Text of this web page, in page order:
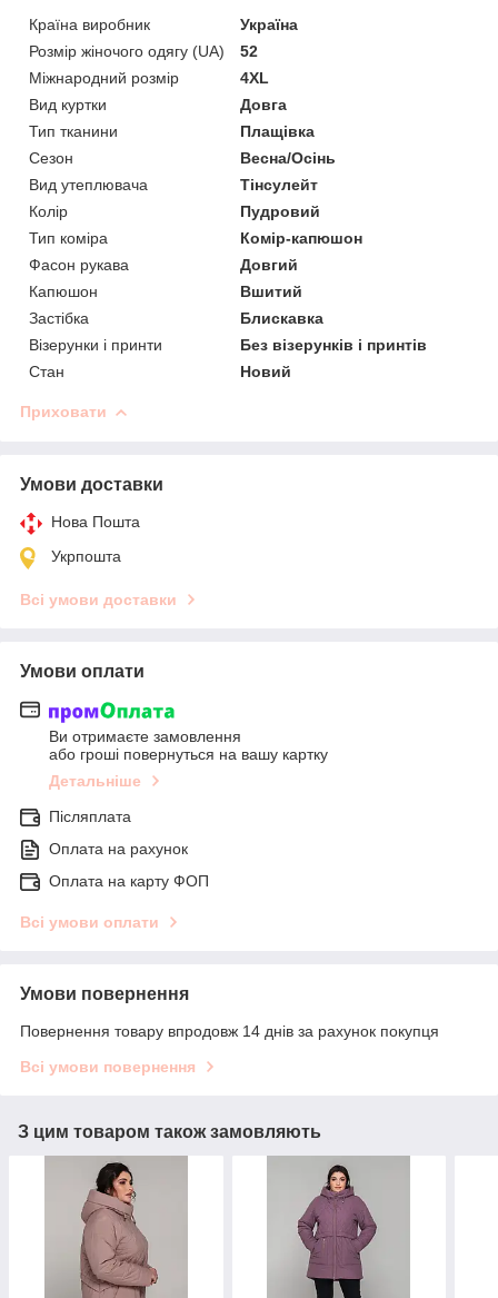
Країна виробник
Україна
Розмір жіночого одягу (UA)
52
Міжнародний розмір
4XL
Вид куртки
Довга
Тип тканини
Плащівка
Сезон
Весна/Осінь
Вид утеплювача
Тінсулейт
Колір
Пудровий
Тип коміра
Комір-капюшон
Фасон рукава
Довгий
Капюшон
Вшитий
Застібка
Блискавка
Візерунки і принти
Без візерунків і принтів
Стан
Новий
Приховати
Умови доставки
Нова Пошта
Укрпошта
Всі умови доставки
Умови оплати
Ви отримаєте замовлення
або гроші повернуться на вашу картку
Детальніше
Післяплата
Оплата на рахунок
Оплата на карту ФОП
Всі умови оплати
Умови повернення
Повернення товару впродовж 14 днів за рахунок покупця
Всі умови повернення
З цим товаром також замовляють